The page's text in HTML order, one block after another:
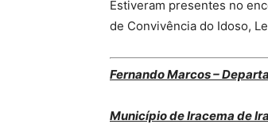
Estiveram presentes no
de Convivência do Idoso,
Fernando Marcos –
Município de Iracema de